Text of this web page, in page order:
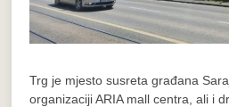
Trg je mjesto susreta građana
organizaciji ARIA mall centra, ali i